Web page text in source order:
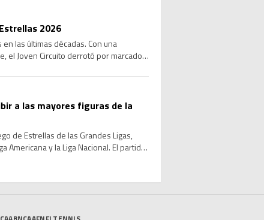
2026
las últimas décadas. Con una
el Joven Circuito derrotó por marcador
a las mayores figuras de la
de Estrellas de las Grandes Ligas,
y la Liga Nacional. El partido